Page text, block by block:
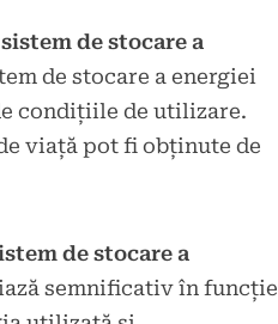
de stocare a
de stocare a energiei
condițiile de utilizare.
viață pot fi obținute de
de stocare a
semnificativ în funcție